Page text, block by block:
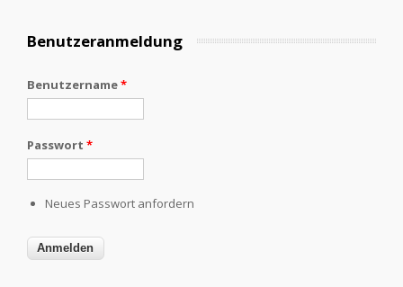
Benutzeranmeldung
Benutzername*
Passwort *
Neues Passwort anfordern